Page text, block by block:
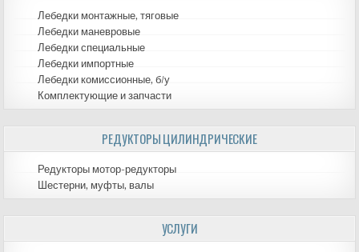
Лебедки монтажные, тяговые
Лебедки маневровые
Лебедки специальные
Лебедки импортные
Лебедки комиссионные, б/у
Комплектующие и запчасти
РЕДУКТОРЫ ЦИЛИНДРИЧЕСКИЕ
Редукторы мотор-редукторы
Шестерни, муфты, валы
УСЛУГИ